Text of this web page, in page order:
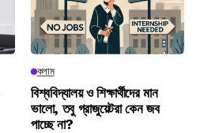
কলাম
বিশ্ববিদ্যালয় ও শিক্ষার্থীদের মান
ভালো, তবু গ্রাজুয়েটরা কেন জব
পাচ্ছে না?